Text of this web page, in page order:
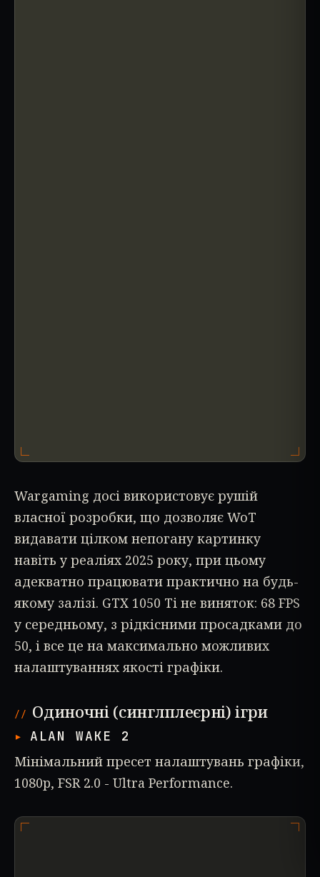
Wargaming досі використовує рушій
власної розробки, що дозволяє WoT
видавати цілком непогану картинку
навіть у реаліях 2025 року, при цьому
адекватно працювати практично на будь-
якому залізі. GTX 1050 Ti не виняток: 68 FPS
у середньому, з рідкісними просадками до
50, і все це на максимально можливих
налаштуваннях якості графіки.
Одиночні (синглплеєрні) ігри
ALAN WAKE 2
Мінімальний пресет налаштувань графіки,
1080p, FSR 2.0 - Ultra Performance.